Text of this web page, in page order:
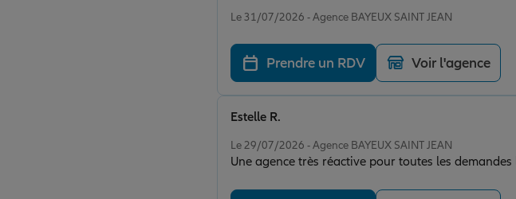
Le 31/07/2026 - Agence BAYEUX SAINT JEAN
Prendre un RDV Voir l'agence
Le 29/07/2026 - Agence BAYEUX SAINT JEAN
Une agence très réactive pour toutes les
Estelle R.